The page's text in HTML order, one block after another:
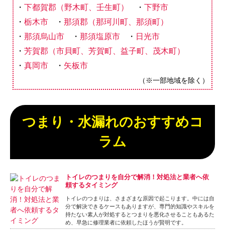
下都賀郡（野木町、壬生町）
下野市
栃木市
那須郡（那珂川町、那須町）
那須烏山市
那須塩原市
日光市
芳賀郡（市貝町、芳賀町、益子町、茂木町）
真岡市
矢板市
（※一部地域を除く）
つまり・水漏れのおすすめコ
ラム
トイレのつまりを自分で解消！対処法と業者へ依
頼するタイミング
トイレのつまりは、さまざまな原因で起こります。中には自
分で解決できるケースもありますが、専門的知識やスキルを
持たない素人が対処するとつまりを悪化させることもあるた
め、早急に修理業者に依頼したほうが賢明です。